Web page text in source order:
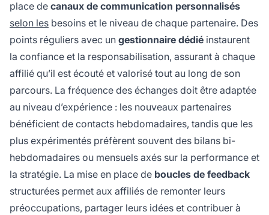
place de canaux de communication personnalisés
selon les besoins et le niveau de chaque partenaire. Des
points réguliers avec un gestionnaire dédié instaurent
la confiance et la responsabilisation, assurant à chaque
affilié qu’il est écouté et valorisé tout au long de son
parcours. La fréquence des échanges doit être adaptée
au niveau d’expérience : les nouveaux partenaires
bénéficient de contacts hebdomadaires, tandis que les
plus expérimentés préfèrent souvent des bilans bi-
hebdomadaires ou mensuels axés sur la performance et
la stratégie. La mise en place de boucles de feedback
structurées permet aux affiliés de remonter leurs
préoccupations, partager leurs idées et contribuer à